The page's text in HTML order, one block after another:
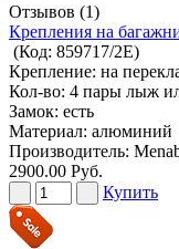
Отзывов (1)
Крепления на
(Код: 859717/2Е)
Крепление: на
Кол-во: 4 пары лыж
Замок: есть
Материал: алюминий
Производитель:
2900.00 Руб.
Купить